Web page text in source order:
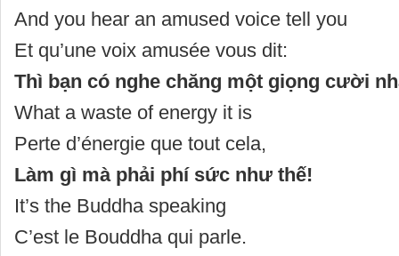
And you hear an amused voice tell you
Et qu’une voix amusée vous dit:
Thì bạn có nghe chăng một giọng cười
What a waste of energy it is
Perte d’énergie que tout cela,
Làm gì mà phải phí sức như thế!
It’s the Buddha speaking
C’est le Bouddha qui parle.